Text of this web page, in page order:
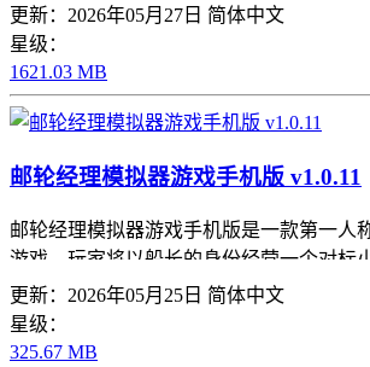
作和庭院装扮于一体，可种植数百种四季
美插花作品，还能个性化装饰主题花园
更新：2026年05月27日 简体中文
星级：
1621.03 MB
邮轮经理模拟器游戏手机版 v1.0.11
邮轮经理模拟器游戏手机版是一款第一人
游戏，玩家将以船长的身份经营一个对标
轮，为顾客提供各种游玩设施，让顾客在
松愉快的旅程，收获一场让人感到十分富
更新：2026年05月25日 简体中文
星级：
325.67 MB